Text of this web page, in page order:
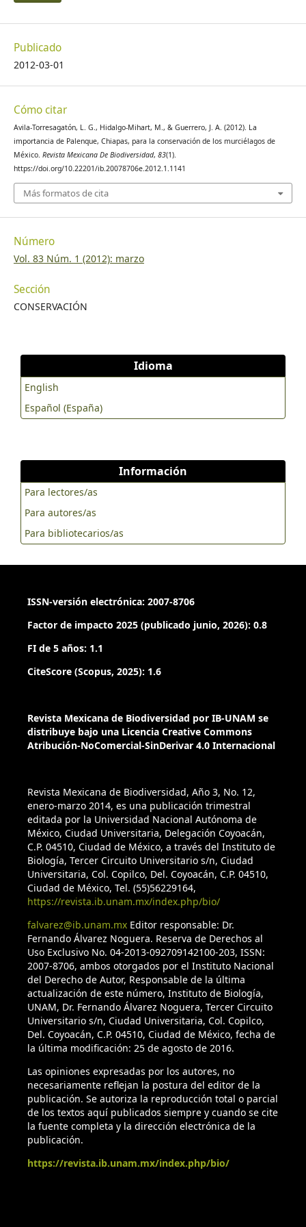
Publicado
2012-03-01
Cómo citar
Avila-Torresagatón, L. G., Hidalgo-Mihart, M., & Guerrero, J. A. (2012). La
importancia de Palenque, Chiapas, para la conservación de los murciélagos de
México. Revista Mexicana De Biodiversidad, 83(1).
https://doi.org/10.22201/ib.20078706e.2012.1.1141
Más formatos de cita
Número
Vol. 83 Núm. 1 (2012): marzo
Sección
CONSERVACIÓN
Idioma
English
Español (España)
Información
Para lectores/as
Para autores/as
Para bibliotecarios/as
ISSN-versión electrónica: 2007-8706
Factor de impacto 2025 (publicado junio, 2026): 0.8
FI de 5 años: 1.1
CiteScore (Scopus, 2025): 1.6
Revista Mexicana de Biodiversidad por IB-UNAM se
distribuye bajo una Licencia Creative Commons
Atribución-NoComercial-SinDerivar 4.0 Internacional
Revista Mexicana de Biodiversidad, Año 3, No. 12,
enero-marzo 2014, es una publicación trimestral
editada por la Universidad Nacional Autónoma de
México, Ciudad Universitaria, Delegación Coyoacán,
C.P. 04510, Ciudad de México, a través del Instituto de
Biología, Tercer Circuito Universitario s/n, Ciudad
Universitaria, Col. Copilco, Del. Coyoacán, C.P. 04510,
Ciudad de México, Tel. (55)56229164,
https://revista.ib.unam.mx/index.php/bio/
falvarez@ib.unam.mxEditor responsable: Dr.
Fernando Álvarez Noguera. Reserva de Derechos al
Uso Exclusivo No. 04-2013-092709142100-203, ISSN:
2007-8706, ambos otorgados por el Instituto Nacional
del Derecho de Autor, Responsable de la última
actualización de este número, Instituto de Biología,
UNAM, Dr. Fernando Álvarez Noguera, Tercer Circuito
Universitario s/n, Ciudad Universitaria, Col. Copilco,
Del. Coyoacán, C.P. 04510, Ciudad de México, fecha de
la última modificación: 25 de agosto de 2016.
Las opiniones expresadas por los autores, no
necesariamente reflejan la postura del editor de la
publicación. Se autoriza la reproducción total o parcial
de los textos aquí publicados siempre y cuando se cite
la fuente completa y la dirección electrónica de la
publicación.
https://revista.ib.unam.mx/index.php/bio/